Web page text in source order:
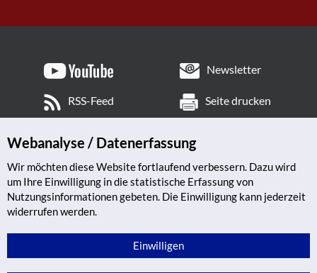
Newsletter
RSS-Feed Seite drucken
Webanalyse / Datenerfassung
Wir möchten diese Website fortlaufend verbessern. Dazu wird
um Ihre Einwilligung in die statistische Erfassung von
Nutzungsinformationen gebeten. Die Einwilligung kann jederzeit
widerrufen werden.
Einwilligen